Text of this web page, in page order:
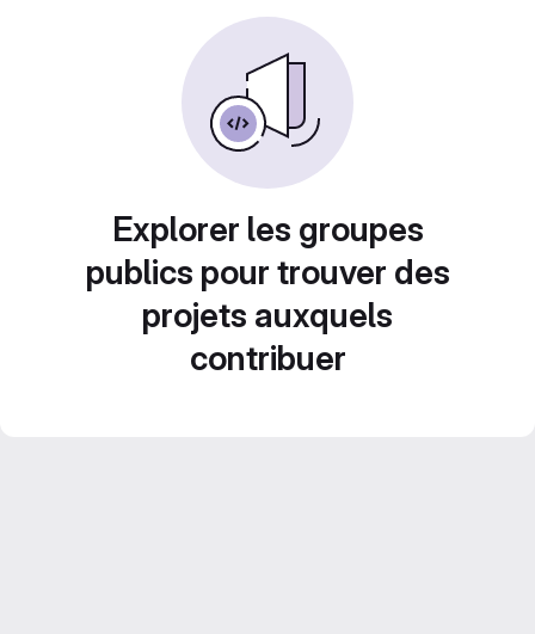
Explorer les groupes
publics pour trouver des
projets auxquels
contribuer